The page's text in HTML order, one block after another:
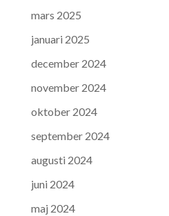
mars 2025
januari 2025
december 2024
november 2024
oktober 2024
september 2024
augusti 2024
juni 2024
maj 2024